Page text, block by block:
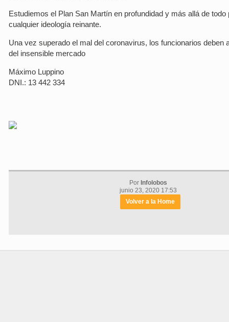
Estudiemos el Plan San Martín en profundidad y más allá de
cualquier ideología reinante.
Una vez superado el mal del coronavirus, los funcionarios
del insensible mercado
Máximo Luppino
DNI.: 13 442 334
Por Infolobos
junio 23, 2020 17:53
Volver a la Home